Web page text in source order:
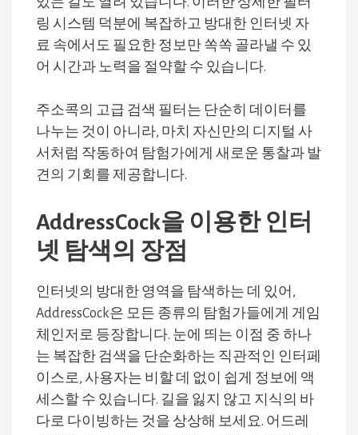
링 시스템 덕분에 복잡하고 방대한 인터넷 자
료 속에서도 필요한 정보만 쏙쏙 골라낼 수 있
어 시간과 노력을 절약할 수 있습니다.
주소콕의 고급 검색 필터는 단순히 데이터를
나누는 것이 아니라, 마치 자신만의 디지털 사
서처럼 작동하여 탐험가에게 새로운 통찰과 발
견의 기회를 제공합니다.
AddressCock을 이용한 인터
넷 탐색의 장점
인터넷의 방대한 영역을 탐색하는 데 있어,
AddressCock은 모든 종류의 탐험가들에게 게임
체인저로 등장합니다. 눈에 띄는 이점 중 하나
는 복잡한 검색을 단순화하는 직관적인 인터페
이스로, 사용자는 비할 데 없이 쉽게 정보에 액
세스할 수 있습니다. 길을 잃지 않고 지식의 바
다로 다이빙하는 것을 상상해 보세요. 어드레